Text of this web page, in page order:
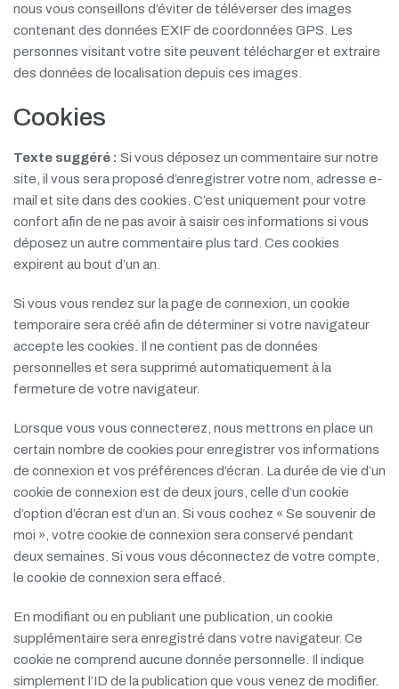
nous vous conseillons d’éviter de téléverser des images
contenant des données EXIF de coordonnées GPS. Les
personnes visitant votre site peuvent télécharger et extraire
des données de localisation depuis ces images.
Cookies
Texte suggéré : Si vous déposez un commentaire sur notre
site, il vous sera proposé d’enregistrer votre nom, adresse e-
mail et site dans des cookies. C’est uniquement pour votre
confort afin de ne pas avoir à saisir ces informations si vous
déposez un autre commentaire plus tard. Ces cookies
expirent au bout d’un an.
Si vous vous rendez sur la page de connexion, un cookie
temporaire sera créé afin de déterminer si votre navigateur
accepte les cookies. Il ne contient pas de données
personnelles et sera supprimé automatiquement à la
fermeture de votre navigateur.
Lorsque vous vous connecterez, nous mettrons en place un
certain nombre de cookies pour enregistrer vos informations
de connexion et vos préférences d’écran. La durée de vie d’un
cookie de connexion est de deux jours, celle d’un cookie
d’option d’écran est d’un an. Si vous cochez « Se souvenir de
moi », votre cookie de connexion sera conservé pendant
deux semaines. Si vous vous déconnectez de votre compte,
le cookie de connexion sera effacé.
En modifiant ou en publiant une publication, un cookie
supplémentaire sera enregistré dans votre navigateur. Ce
cookie ne comprend aucune donnée personnelle. Il indique
simplement l’ID de la publication que vous venez de modifier.